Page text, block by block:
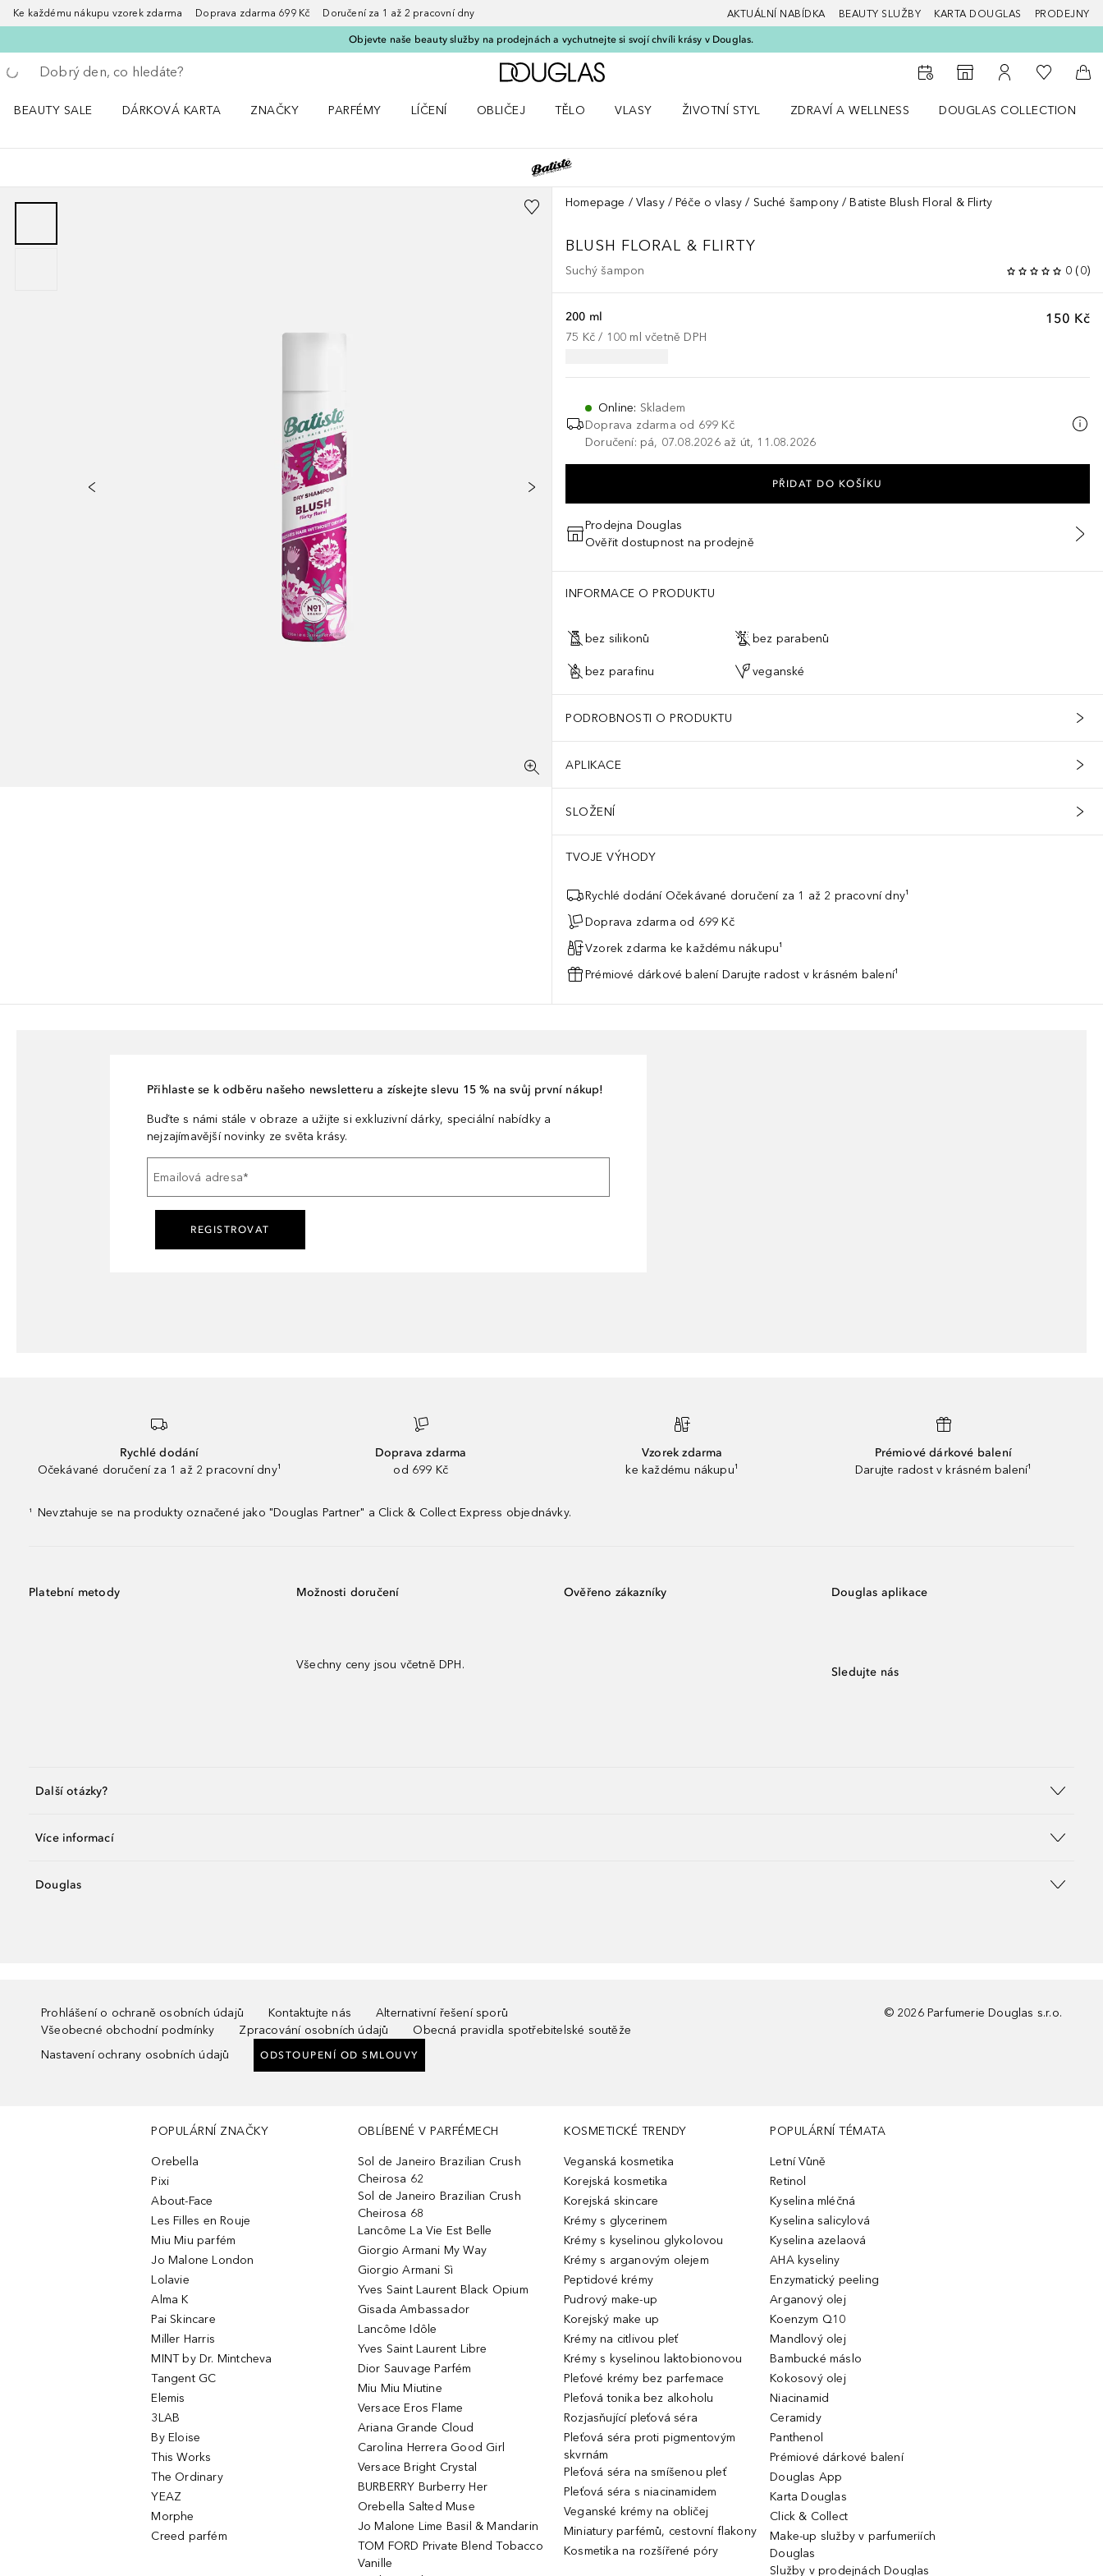
Ke každému nákupu vzorek zdarma Doprava zdarma 699 Kč Doručení za 1 až 2 pracovní dny AKTUÁLNÍ NABÍDKA BEAUTY SLUŽBY KARTA DOUGLAS PRODEJNY
Objevte naše beauty služby na prodejnách a vychutnejte si svojí chvíli krásy v Douglas.
Vraťte se
Proveďte vyhledávání
Domů
K vyhledávači prodejen
K mému účtu
K mému
Do
BEAUTY SALE
DÁRKOVÁ KARTA
ZNAČKY
PARFÉMY
LÍČENÍ
OBLIČEJ
TĚLO
VLASY
ŽIVOTNÍ STYL
ZDRAVÍ A WELLNESS
DOUGLAS COLLECTION
Homepage Vlasy Péče o vlasy Suché šampony Batiste Blush Floral & Flirty
BLUSH FLORAL & FLIRTY
Suchý šampon 0 (0)
150 Kč
200 ml
75 Kč / 100 ml včetně DPH
Online: Skladem
Doprava zdarma od 699 Kč
Doručení: pá, 07.08.2026 až út, 11.08.2026
PŘIDAT DO KOŠÍKU
Prodejna Douglas
Ověřit dostupnost na prodejně
INFORMACE O PRODUKTU
bez silikonů bez parabenů
bez parafinu veganské
PODROBNOSTI O PRODUKTU
APLIKACE
SLOŽENÍ
TVOJE VÝHODY
Rychlé dodání Očekávané doručení za 1 až 2 pracovní dny¹
Doprava zdarma od 699 Kč
Vzorek zdarma ke každému nákupu¹
Prémiové dárkové balení Darujte radost v krásném balení¹
Přihlaste se k odběru našeho newsletteru a získejte slevu 15 % na svůj první nákup!
Buďte s námi stále v obraze a užijte si exkluzivní dárky, speciální nabídky a
nejzajímavější novinky ze světa krásy.
Emailová adresa*
REGISTROVAT
Rychlé dodání
Očekávané doručení za 1 až 2 pracovní dny¹
Doprava zdarma
od 699 Kč
Vzorek zdarma
ke každému nákupu¹
Prémiové dárkové balení
Darujte radost v krásném balení¹
¹ Nevztahuje se na produkty označené jako "Douglas Partner" a Click & Collect Express objednávky.
Platební metody Možnosti doručení
Všechny ceny jsou včetně DPH.
Ověřeno zákazníky Douglas aplikace
Sledujte nás
Další otázky?
Více informací
Douglas
Prohlášení o ochraně osobních údajů Kontaktujte nás
Alternativní řešení sporů
Všeobecné obchodní podmínky
Zpracování osobních údajů
Obecná pravidla spotřebitelské soutěže
Nastavení ochrany osobních údajů
ODSTOUPENÍ OD SMLOUVY
© 2026 Parfumerie Douglas s.r.o.
POPULÁRNÍ ZNAČKY
Orebella
Pixi
About-Face
Les Filles en Rouje
Miu Miu parfém
Jo Malone London
Lolavie
Alma K
Pai Skincare
Miller Harris
MINT by Dr. Mintcheva
Tangent GC
Elemis
3LAB
By Eloise
This Works
The Ordinary
YEAZ
Morphe
Creed parfém
OBLÍBENÉ V PARFÉMECH
Sol de Janeiro Brazilian Crush
Cheirosa 62
Sol de Janeiro Brazilian Crush
Cheirosa 68
Lancôme La Vie Est Belle
Giorgio Armani My Way
Giorgio Armani Sì
Yves Saint Laurent Black Opium
Gisada Ambassador
Lancôme Idôle
Yves Saint Laurent Libre
Dior Sauvage Parfém
Miu Miu Miutine
Versace Eros Flame
Ariana Grande Cloud
Carolina Herrera Good Girl
Versace Bright Crystal
BURBERRY Burberry Her
Orebella Salted Muse
Jo Malone Lime Basil & Mandarin
TOM FORD Private Blend Tobacco
Vanille
KOSMETICKÉ TRENDY
Veganská kosmetika
Korejská kosmetika
Korejská skincare
Krémy s glycerinem
Krémy s kyselinou glykolovou
Krémy s arganovým olejem
Peptidové krémy
Pudrový make-up
Korejský make up
Krémy na citlivou pleť
Krémy s kyselinou laktobionovou
Pleťové krémy bez parfemace
Pleťová tonika bez alkoholu
Rozjasňující pleťová séra
Pleťová séra proti pigmentovým
skvrnám
Pleťová séra na smíšenou pleť
Pleťová séra s niacinamidem
Veganské krémy na obličej
Miniatury parfémů, cestovní flakony
Kosmetika na rozšířené póry
POPULÁRNÍ TÉMATA
Letní Vůně
Retinol
Kyselina mléčná
Kyselina salicylová
Kyselina azelaová
AHA kyseliny
Enzymatický peeling
Arganový olej
Koenzym Q10
Mandlový olej
Bambucké máslo
Kokosový olej
Niacinamid
Ceramidy
Panthenol
Prémiové dárkové balení
Douglas App
Karta Douglas
Click & Collect
Make-up služby v parfumeriích
Douglas
Služby v prodejnách Douglas